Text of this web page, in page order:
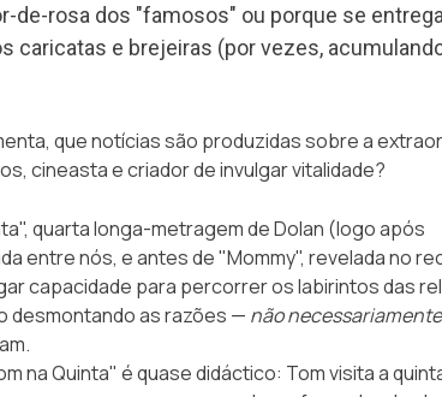
de-rosa dos "famosos" ou porque se
caricatas e brejeiras (por vezes,
que notícias são produzidas sobre a
cineasta e criador de invulgar vitalidade?
, quarta longa-metragem de Dolan (logo após
entre nós, e antes de "Mommy", revelada no
capacidade para percorrer os labirintos das
desmontando as razões — não necessariamente
na Quinta" é quase didáctico: Tom visita a